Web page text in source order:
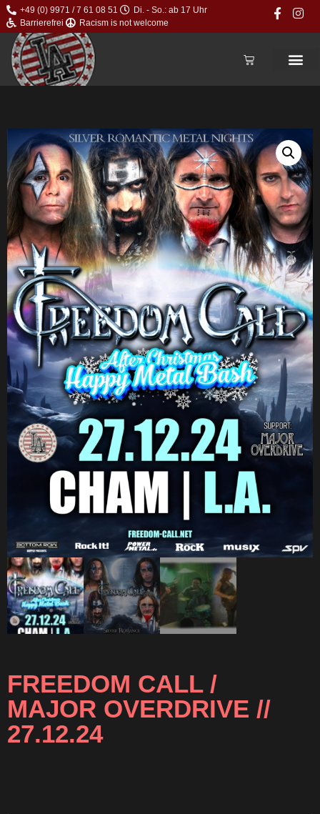
+49 (0) 9971 / 7 61 08 51
Di. - So.: ab 17 Uhr
Barrierefrei
Racism is not welcome
FREEDOM CALL /
MAJOR OVERDRIVE //
27.12.24